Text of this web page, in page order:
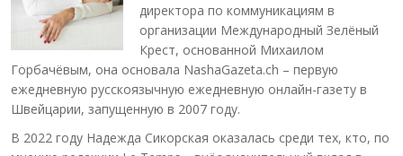
директора по коммуникациям в
организации Международный Зелёный
Крест, основанной Михаилом
Горбачёвым, она основала NashaGazeta.ch – первую
ежедневную русскоязычную ежедневную онлайн-газету в
Швейцарии, запущенную в 2007 году.
В 2022 году Надежда Сикорская оказалась среди тех, кто, по